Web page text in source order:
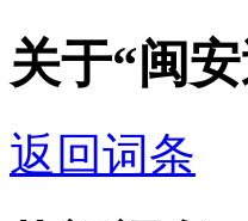
关于“闽
返回词条